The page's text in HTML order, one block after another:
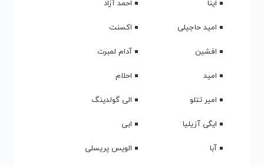
اینا
احمد آزاد
امید حاجیلی
اکسنت
افشین
آدام لمبرت
امید
احلام
امیر تتلو
الی گولدینگ
ایگی آزیلیا
ابی
آبا
الویس پریسلی